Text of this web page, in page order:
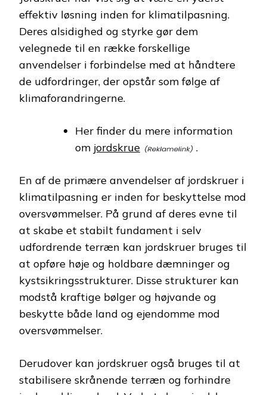
effektiv løsning inden for klimatilpasning.
Deres alsidighed og styrke gør dem
velegnede til en række forskellige
anvendelser i forbindelse med at håndtere
de udfordringer, der opstår som følge af
klimaforandringerne.
Her finder du mere information
om jordskrue .
En af de primære anvendelser af jordskruer i
klimatilpasning er inden for beskyttelse mod
oversvømmelser. På grund af deres evne til
at skabe et stabilt fundament i selv
udfordrende terræn kan jordskruer bruges til
at opføre høje og holdbare dæmninger og
kystsikringsstrukturer. Disse strukturer kan
modstå kraftige bølger og højvande og
beskytte både land og ejendomme mod
oversvømmelser.
Derudover kan jordskruer også bruges til at
stabilisere skrånende terræn og forhindre